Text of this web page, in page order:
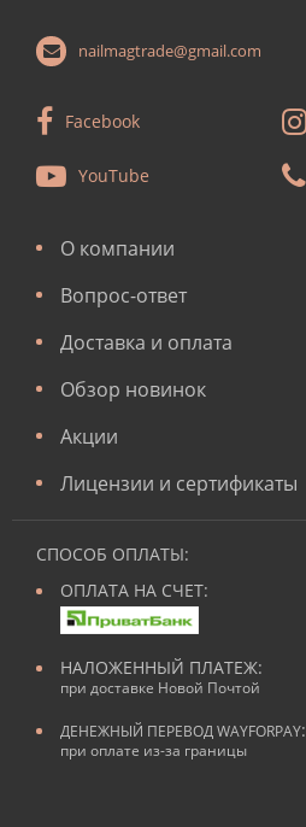
nailmagtrade@gmail.com
Facebook
YouTube
О компании
Вопрос-ответ
Доставка и оплата
Обзор новинок
Акции
Лицензии и сертификаты
СПОСОБ ОПЛАТЫ:
ОПЛАТА НА СЧЕТ:
НАЛОЖЕННЫЙ ПЛАТЕЖ:
при доставке Новой Почтой
ДЕНЕЖНЫЙ ПЕРЕВОД WAYFORPAY:
при оплате из-за границы